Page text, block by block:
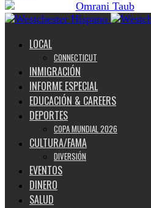
LOCAL
CONNECTICUT
INMIGRACIÓN
INFORME ESPECIAL
EDUCACIÓN & CAREERS
DEPORTES
COPA MUNDIAL 2026
CULTURA/FAMA
DIVERSIÓN
EVENTOS
DINERO
SALUD